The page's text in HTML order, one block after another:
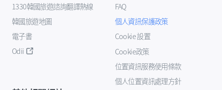
1330韓國旅遊諮詢翻譯熱線
韓國旅遊地圖
電子書
Odii
FAQ
個人資訊保護政策
Cookie 設置
Cookie政策
位置資訊服務使用條款
個人位置資訊處理方針